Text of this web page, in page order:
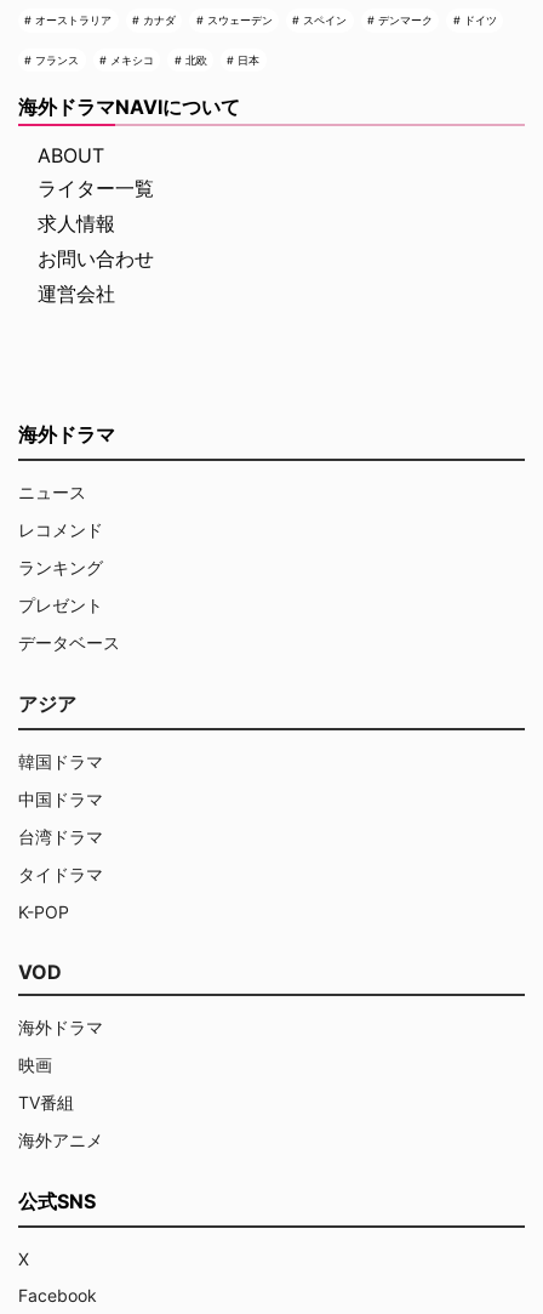
オーストラリア カナダ スウェーデン スペイン デンマーク ドイツ
フランス メキシコ 北欧 日本
海外ドラマNAVIについて
ABOUT
ライター一覧
求人情報
お問い合わせ
運営会社
海外ドラマ
ニュース
レコメンド
ランキング
プレゼント
データベース
アジア
韓国ドラマ
中国ドラマ
台湾ドラマ
タイドラマ
K-POP
VOD
海外ドラマ
映画
TV番組
海外アニメ
公式SNS
X
Facebook